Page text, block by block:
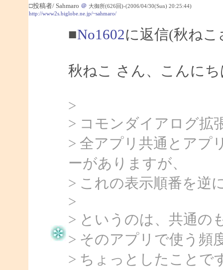
□投稿者/ Sahmaro ＠ 大御所(626回)-(2006/04/30(Sun) 20:25:44)
http://www2s.biglobe.ne.jp/~sahmaro/
■No1602に返信(秋ね
秋ねこ さん、こんにち
>
> コモンダイアログ拡
> 全アプリ共通とアプ
ーがありますが、
> これの表示順番を逆
>
> というのは、共通の
> そのアプリで使う頻
> ちょっとしたことで